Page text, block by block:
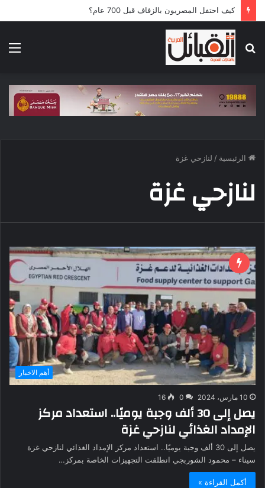
كيف احتفل المصريون بالزفاف قبل 700 عام؟
عن
الرئيسية / لنازحي غزة
لنازحي غزة
أهم الاخبار
10 مارس، 2024 0
16
يصل إلى 30 ألف وجبة يوميًا.. استعداد مركز
الإمداد الغذائي لنازحي غزة
يصل إلى 30 ألف وجبة يوميًا.. استعداد مركز الإمداد الغذائي لنازحي غزة
سيناء – محمود الشوربجي انطلقت التجهيزات الخاصة بمركز…
أكمل القراءة »